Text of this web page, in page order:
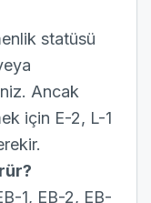
statüsü
Ancak
için E-2, L-1
1, EB-2, EB-